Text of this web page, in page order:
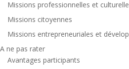
Missions professionnelles et
Missions citoyennes
Missions entrepreneuriales et
A ne pas rater
Avantages participants